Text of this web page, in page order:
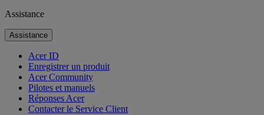
Assistance
Assistance
Acer ID
Enregistrer un produit
Acer Community
Pilotes et manuels
Réponses Acer
Contacter le Service Client